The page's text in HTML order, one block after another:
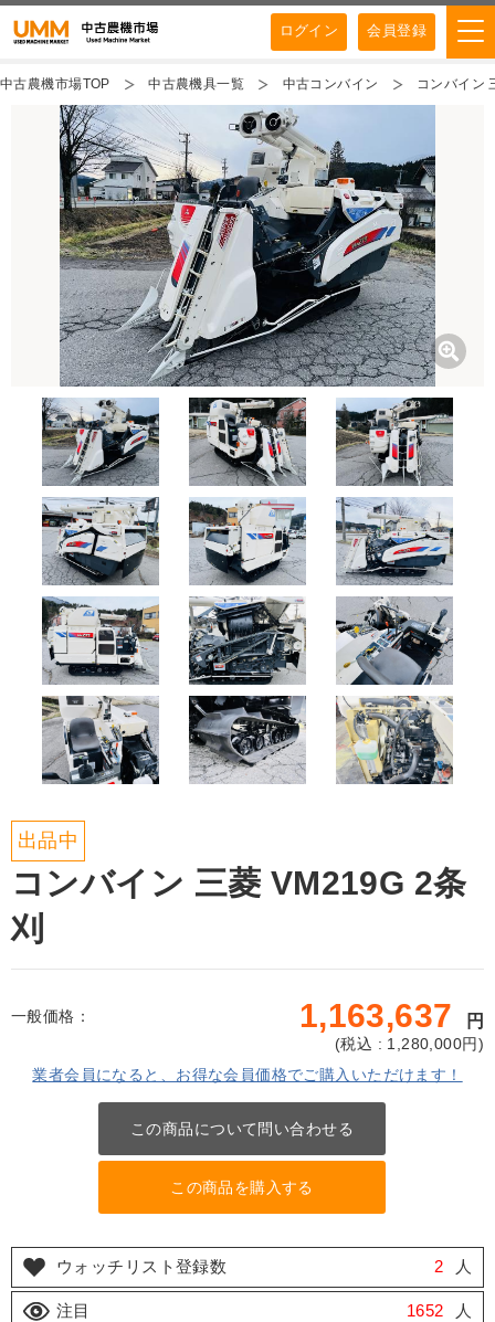
ログイン 会員登録
中古農機市場TOP 中古農機具一覧 中古コンバイン コンバイン
出品中
コンバイン 三菱 VM219G 2条
刈
一般価格： 1,163,637 円
(税込 : 1,280,000円)
業者会員になると、お得な会員価格でご購入いただけます！
この商品について問い合わせる
この商品を購入する
ウォッチリスト登録数 2 人
注目 1652 人